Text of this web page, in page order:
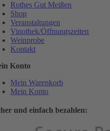
Rothes Gut Meißen
Shop
Veranstaltungen
Vinothek/Öffnungszeiten
Weinprobe
Kontakt
Konto
Mein Warenkorb
Mein Konto
und einfach bezahlen: